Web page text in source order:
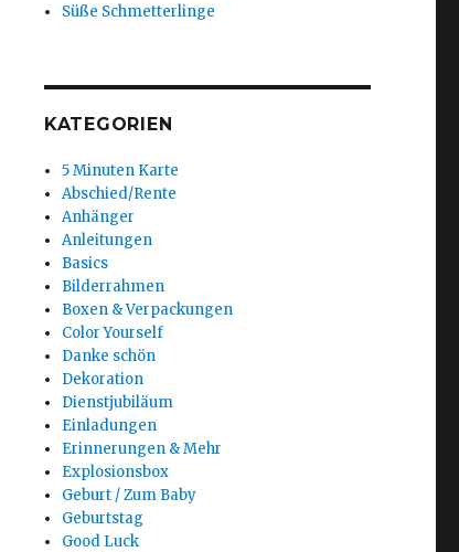
Süße Schmetterlinge
KATEGORIEN
5 Minuten Karte
Abschied/Rente
Anhänger
Anleitungen
Basics
Bilderrahmen
Boxen & Verpackungen
Color Yourself
Danke schön
Dekoration
Dienstjubiläum
Einladungen
Erinnerungen & Mehr
Explosionsbox
Geburt / Zum Baby
Geburtstag
Good Luck